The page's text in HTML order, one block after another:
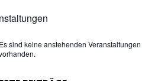
Es sind keine anstehenden Veranstaltungen